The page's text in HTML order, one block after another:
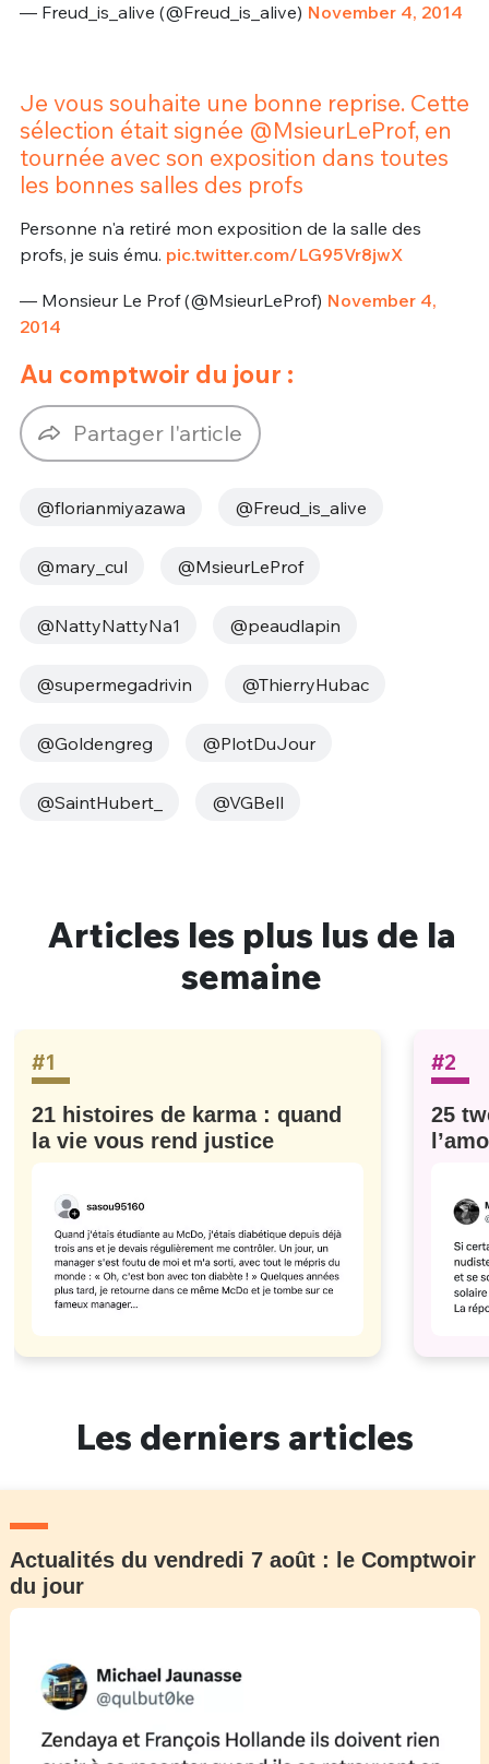
— Freud_is_alive (@Freud_is_alive) November 4, 2014
Je vous souhaite une bonne reprise. Cette
sélection était signée @MsieurLeProf, en
tournée avec son exposition dans toutes
les bonnes salles des profs
Personne n'a retiré mon exposition de la salle des
profs, je suis ému. pic.twitter.com/LG95Vr8jwX
— Monsieur Le Prof (@MsieurLeProf) November 4,
2014
Au comptwoir du jour :
Partager l'article
@florianmiyazawa @Freud_is_alive
@mary_cul @MsieurLeProf
@NattyNattyNa1 @peaudlapin
@supermegadrivin @ThierryHubac
@Goldengreg @PlotDuJour
@SaintHubert_ @VGBell
Articles les plus lus de la
semaine
#1
21 histoires de karma : quand
la vie vous rend justice
#2
25
Les derniers articles
Actualités du vendredi 7 août : le Comptwoir
du jour